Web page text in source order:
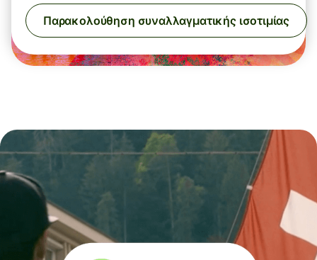
Παρακολούθηση συναλλαγματικής ισοτιμίας